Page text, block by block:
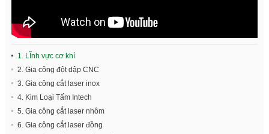
1. LĨnh vực cơ khí
2. Gia công đột dập CNC
3. Gia công cắt laser inox
4. Kim Loại Tấm Intech
5. Gia công cắt laser nhôm
6. Gia công cắt laser đồng